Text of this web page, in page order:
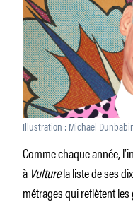
Illustration : Michael Dunbabin
Comme chaque année,
à Vulturela liste de ses
métrages qui reflètent